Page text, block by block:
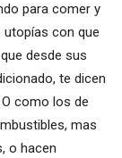
para comer y
utopías con que
desde sus
te dicen
como los de
mas
o hacen